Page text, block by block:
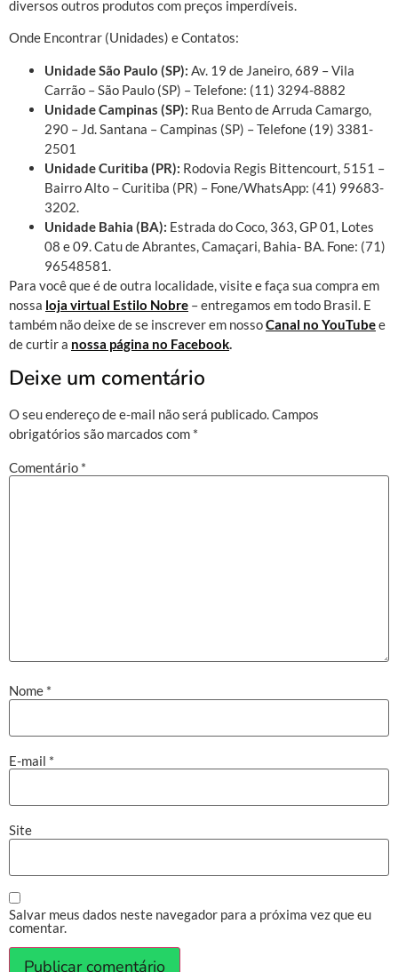
diversos outros produtos com preços imperdíveis.
Onde Encontrar (Unidades) e Contatos:
Unidade São Paulo (SP): Av. 19 de Janeiro, 689 – Vila
Carrão – São Paulo (SP) – Telefone: (11) 3294-8882
Unidade Campinas (SP): Rua Bento de Arruda Camargo,
290 – Jd. Santana – Campinas (SP) – Telefone (19) 3381-
2501
Unidade Curitiba (PR): Rodovia Regis Bittencourt, 5151 –
Bairro Alto – Curitiba (PR) – Fone/WhatsApp: (41) 99683-
3202.
Unidade Bahia (BA): Estrada do Coco, 363, GP 01, Lotes
08 e 09. Catu de Abrantes, Camaçari, Bahia- BA. Fone: (71)
96548581.
Para você que é de outra localidade, visite e faça sua compra em
nossa loja virtual Estilo Nobre – entregamos em todo Brasil. E
também não deixe de se inscrever em nossoCanal no YouTubee
de curtir a nossa página no Facebook
Deixe um comentário
O seu endereço de e-mail não será publicado.Campos
obrigatórios são marcados com *
Comentário *
Nome *
E-mail *
Site
Salvar meus dados neste navegador para a próxima vez que eu
comentar.